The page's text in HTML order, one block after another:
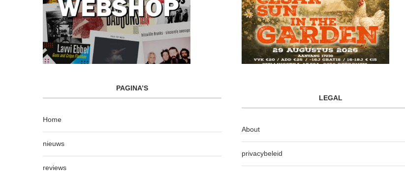
PAGINA’S
Home
nieuws
reviews
LEGAL
About
privacybeleid